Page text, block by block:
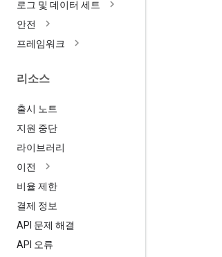
로그 및 데이터 세트
안전
프레임워크
리소스
출시 노트
지원 중단
라이브러리
이전
비율 제한
결제 정보
API 문제 해결
API 오류